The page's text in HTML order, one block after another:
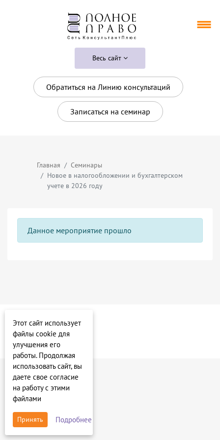
Весь сайт
Обратиться на Линию консультаций
Записаться на семинар
Главная
Семинары
Новое в налогообложении и бухгалтерском
учете в 2026 году
Данное мероприятие прошло
Этот сайт использует
файлы cookie для
улучшения его
работы. Продолжая
использовать сайт, вы
даете свое согласие
на работу с этими
файлами
Принять Подробнее